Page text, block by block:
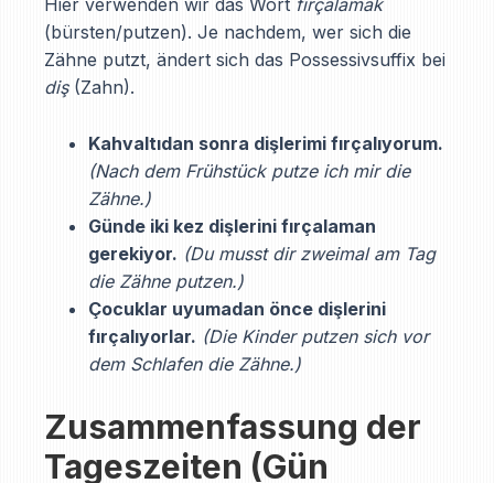
Hier verwenden wir das Wort fırçalamak
(bürsten/putzen). Je nachdem, wer sich die
Zähne putzt, ändert sich das Possessivsuffix bei
diş(Zahn).
Kahvaltıdan sonra dişlerimi fırçalıyorum.
(Nach dem Frühstück putze ich mir die
Zähne.)
Günde iki kez dişlerini fırçalaman
gerekiyor. (Du musst dir zweimal am Tag
die Zähne putzen.)
Çocuklar uyumadan önce dişlerini
fırçalıyorlar. (Die Kinder putzen sich vor
dem Schlafen die Zähne.)
Zusammenfassung der
Tageszeiten (Gün